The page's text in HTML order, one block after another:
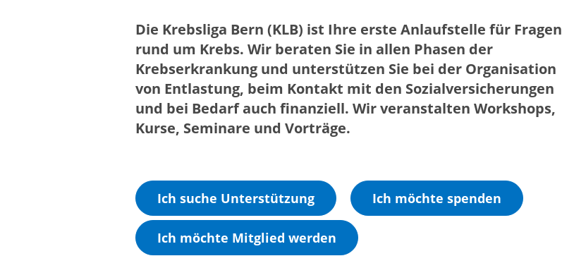
Die Krebsliga Bern (KLB) ist Ihre erste Anlaufstelle für Fragen
rund um Krebs. Wir beraten Sie in allen Phasen der
Krebserkrankung und unterstützen Sie bei der Organisation
von Entlastung, beim Kontakt mit den Sozialversicherungen
und bei Bedarf auch finanziell. Wir veranstalten Workshops,
Kurse, Seminare und Vorträge.
Ich suche Unterstützung Ich möchte spenden
Ich möchte Mitglied werden